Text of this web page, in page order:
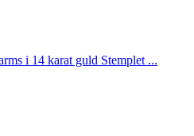
i 14 karat guld Stemplet ...